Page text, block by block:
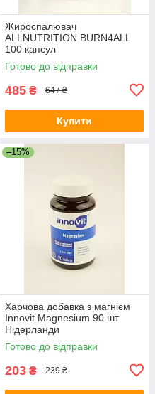
Жироспалювач
ALLNUTRITION BURN4ALL
100 капсул
Готово до відправки
485 ₴ 647 ₴
Купити
–15%
Харчова добавка з магнієм
Innovit Magnesium 90 шт
Нідерланди
Готово до відправки
203 ₴ 239 ₴